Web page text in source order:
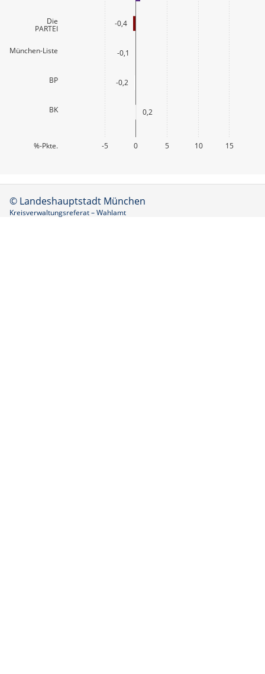
Die
PARTEI
München-Liste
BP
BK
-5 0 5 10 15
%-Pkte.
-0,4
-0,1
-0,2
0,2
© Landeshauptstadt München
Kreisverwaltungsreferat – Wahlamt